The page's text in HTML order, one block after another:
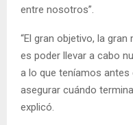
entre nosotros”.
“El gran objetivo, la
es poder llevar a cabo
a lo que teníamos antes
asegurar cuándo
explicó.